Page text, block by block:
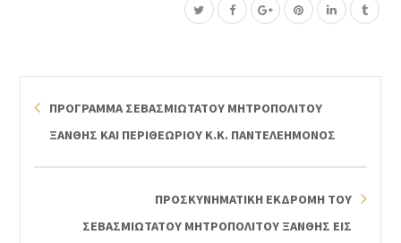
ΠΡΟΓΡΑΜΜΑ ΣΕΒΑΣΜΙΩΤΑΤΟΥ ΜΗΤΡΟΠΟΛΙΤΟΥ
ΞΑΝΘΗΣ ΚΑΙ ΠΕΡΙΘΕΩΡΙΟΥ Κ.Κ. ΠΑΝΤΕΛΕΗΜΟΝΟΣ
ΠΡΟΣΚΥΝΗΜΑΤΙΚΗ ΕΚΔΡΟΜΗ ΤΟΥ
ΣΕΒΑΣΜΙΩΤΑΤΟΥ ΜΗΤΡΟΠΟΛΙΤΟΥ ΞΑΝΘΗΣ ΕΙΣ